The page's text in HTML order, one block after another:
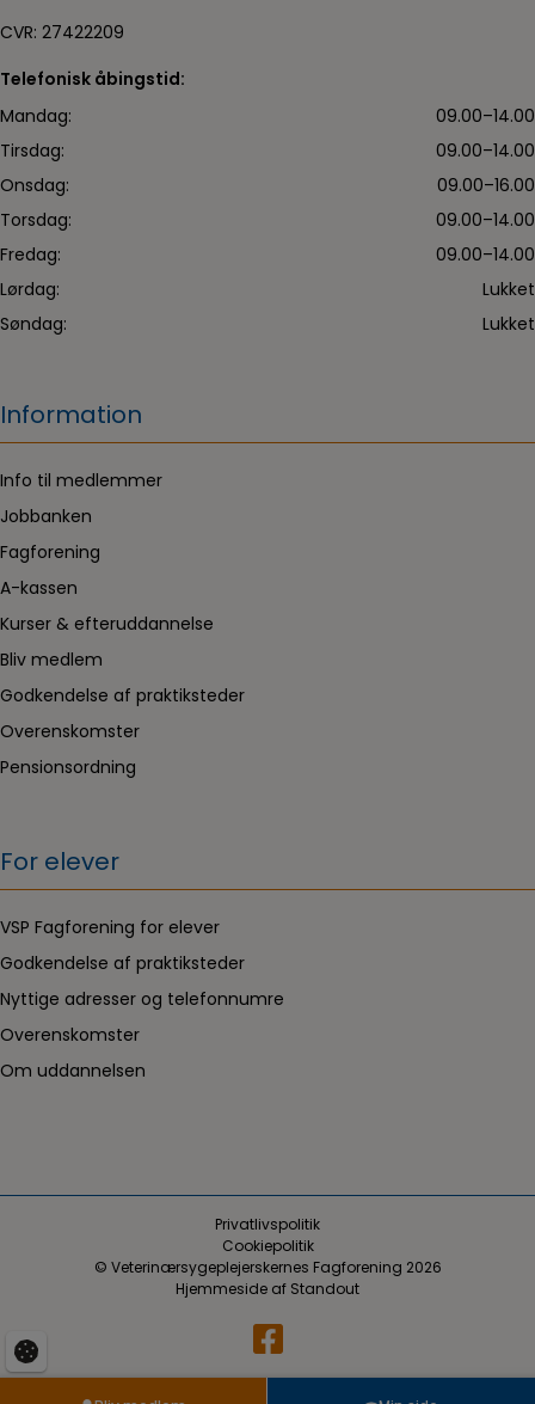
CVR: 27422209
Telefonisk åbingstid:
Mandag:
09.00–14.00
Tirsdag:
09.00–14.00
Onsdag:
09.00–16.00
Torsdag:
09.00–14.00
Fredag:
09.00–14.00
Lørdag:
Lukket
Søndag:
Lukket
Information
Info til medlemmer
Jobbanken
Fagforening
A-kassen
Kurser & efteruddannelse
Bliv medlem
Godkendelse af praktiksteder
Overenskomster
Pensionsordning
For elever
VSP Fagforening for elever
Godkendelse af praktiksteder
Nyttige adresser og telefonnumre
Overenskomster
Om uddannelsen
Privatlivspolitik
Cookiepolitik
© Veterinærsygeplejerskernes Fagforening 2026
Hjemmeside af Standout